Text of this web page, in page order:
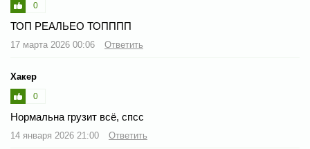
0
ТОП РЕАЛЬЕО ТОПППП
17 марта 2026 00:06 Ответить
Хакер
0
Нормальна грузит всё, спсс
14 января 2026 21:00 Ответить